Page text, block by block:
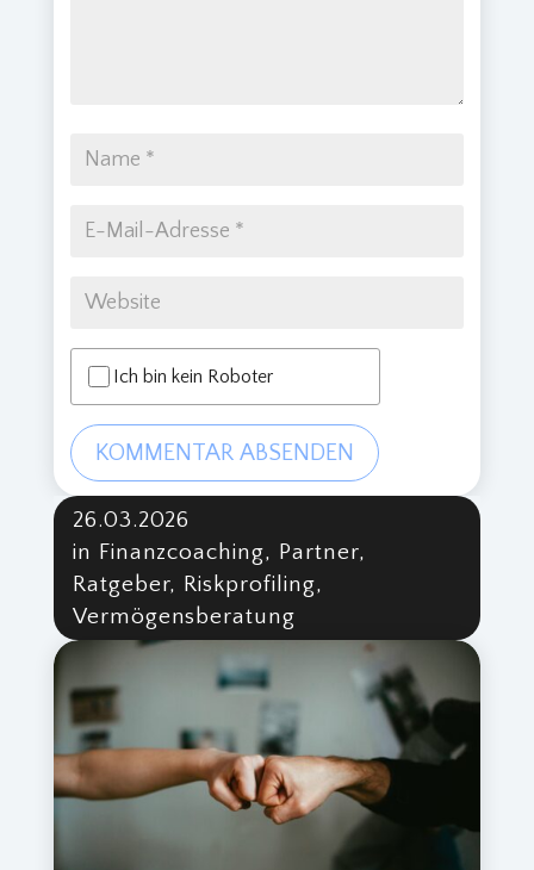
26.03.2026
in Finanzcoaching, Partner,
Ratgeber, Riskprofiling,
Vermögensberatung
Ich bin kein Roboter
KOMMENTAR ABSENDEN